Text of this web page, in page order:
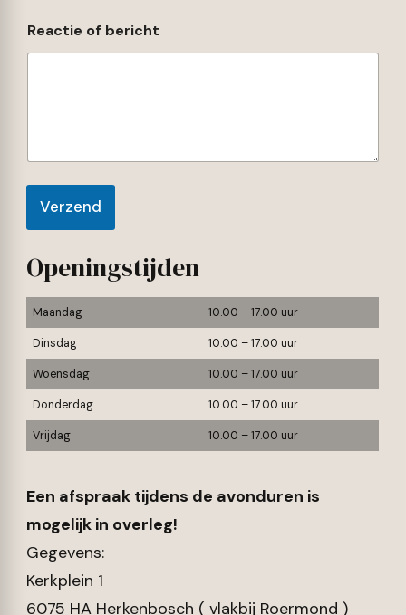
i
l
E
Reactie of bericht
Verzend
Openingstijden
Maandag 10.00 – 17.00 uur
Dinsdag 10.00 – 17.00 uur
Woensdag 10.00 – 17.00 uur
Donderdag 10.00 – 17.00 uur
Vrijdag 10.00 – 17.00 uur
Een afspraak tijdens de avonduren is
mogelijk in overleg!
Gegevens:
Kerkplein 1
6075 HA Herkenbosch ( vlakbij Roermond )